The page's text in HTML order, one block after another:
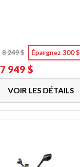
8 249 $
Épargnez 300 $
7 949 $
VOIR LES DÉTAILS